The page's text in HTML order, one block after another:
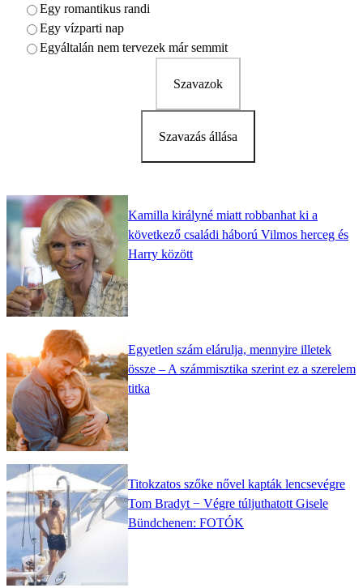
Egy romantikus randi
Egy vízparti nap
Egyáltalán nem tervezek már semmit
Szavazok
Szavazás állása
Kamilla királyné miatt robbanhat ki a
következő családi háború Vilmos herceg és
Harry között
Egyetlen szám elárulja, mennyire illetek
össze – A számmisztika szerint ez a szerelem
titka
Titokzatos szőke nővel kapták lencsevégre
Tom Bradyt − Végre túljuthatott Gisele
Bündchenen: FOTÓK